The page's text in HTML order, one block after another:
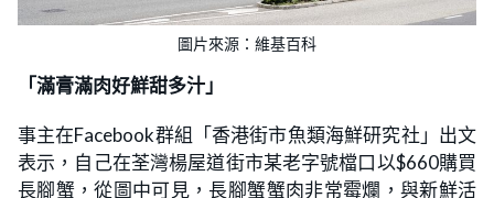
圖片來源：維基百科
「滿膏滿肉好鮮甜多汁」
事主在Facebook群組「香港街市魚類海鮮研究社」出文
表示，自己在荃灣楊屋道街市某老字號檔口以$660購買
長腳蟹，從圖中可見，長腳蟹蟹肉非常霉爛，與新鮮活